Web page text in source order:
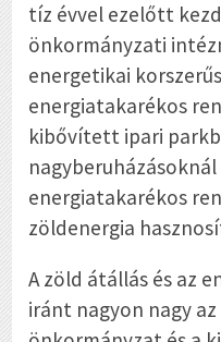
tíz évvel ezelőtt
önkormányzati
energetikai
energiatakarékos
kibővített ipari
energiatakarékos
zöldenergia
A zöld átállás és az
iránt nagyon nagy